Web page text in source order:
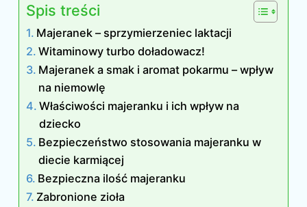
Spis treści
Majeranek – sprzymierzeniec laktacji
Witaminowy turbo doładowacz!
Majeranek a smak i aromat pokarmu – wpływ
na niemowlę
Właściwości majeranku i ich wpływ na
dziecko
Bezpieczeństwo stosowania majeranku w
diecie karmiącej
Bezpieczna ilość majeranku
Zabronione zioła